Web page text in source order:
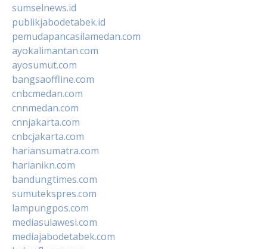
sumselnews.id
publikjabodetabek.id
pemudapancasilamedan.com
ayokalimantan.com
ayosumut.com
bangsaoffline.com
cnbcmedan.com
cnnmedan.com
cnnjakarta.com
cnbcjakarta.com
hariansumatra.com
harianikn.com
bandungtimes.com
sumutekspres.com
lampungpos.com
mediasulawesi.com
mediajabodetabek.com